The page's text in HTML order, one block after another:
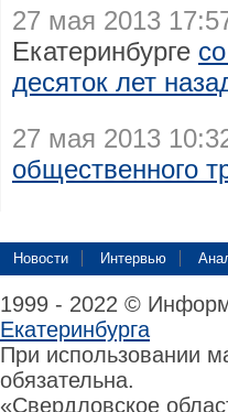
27 мая 2013
Екатеринбурге
десяток лет
27 мая 2013
общественного
Новости Интервью
1999 - 2022 ©
Екатеринбурга
При использовании
обязательна.
«Свердловское